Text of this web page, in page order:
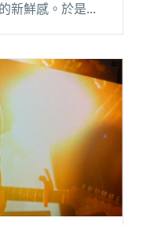
新鮮感。於是
】就決定是你
薦卡牌"